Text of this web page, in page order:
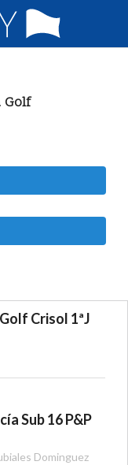
Golf
Crisol 1ªJ
Sub 16 P&P
Dominguez